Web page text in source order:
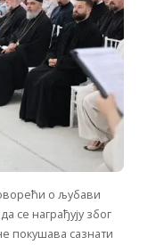
о љубави
се награђују због
покушава сазнати